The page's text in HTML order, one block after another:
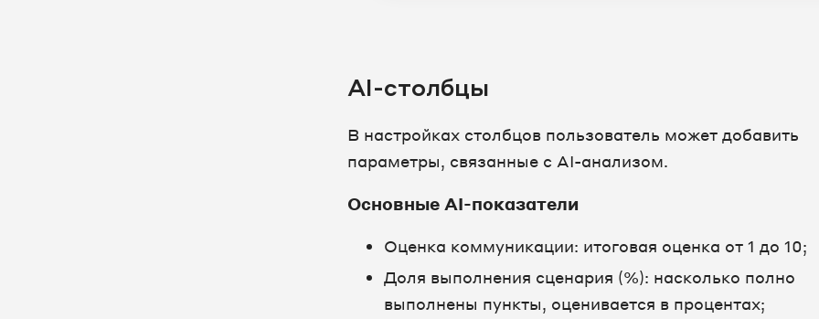
AI-столбцы
В настройках столбцов пользователь может добавить
параметры, связанные с AI-анализом.
Основные AI-показатели
Оценка коммуникации: итоговая оценка от 1 до 10;
Доля выполнения сценария (%): насколько полно
выполнены пункты, оценивается в процентах;